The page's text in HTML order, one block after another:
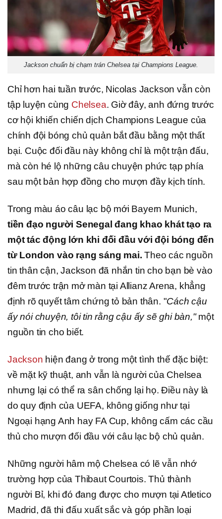
Jackson chuẩn bị chạm trán Chelsea tại Champions League.
Chỉ hơn hai tuần trước, Nicolas Jackson vẫn còn
tập luyện cùng Chelsea. Giờ đây, anh đứng trước
cơ hội khiến chiến dịch Champions League của
chính đội bóng chủ quản bắt đầu bằng một thất
bại. Cuộc đối đầu này không chỉ là một trận đấu,
mà còn hé lộ những câu chuyện phức tạp phía
sau một bản hợp đồng cho mượn đầy kịch tính.
Trong màu áo câu lạc bộ mới Bayern Munich,
tiền đạo người Senegal đang khao khát tạo ra
một tác động lớn khi đối đầu với đội bóng đến
từ London vào rạng sáng mai.Theo các nguồn
tin thân cận, Jackson đã nhắn tin cho bạn bè vào
đêm trước trận mở màn tại Allianz Arena, khẳng
định rõ quyết tâm chứng tỏ bản thân. "Cách cậu
ấy nói chuyện, tôi tin rằng cậu ấy sẽ ghi bàn,"một
nguồn tin cho biết.
Jackson hiện đang ở trong một tình thế đặc biệt:
về mặt kỹ thuật, anh vẫn là người của Chelsea
nhưng lại có thể ra sân chống lại họ. Điều này là
do quy định của UEFA, không giống như tại
Ngoại hạng Anh hay FA Cup, không cấm các cầu
thủ cho mượn đối đầu với câu lạc bộ chủ quản.
Những người hâm mộ Chelsea có lẽ vẫn nhớ
trường hợp của Thibaut Courtois. Thủ thành
người Bỉ, khi đó đang được cho mượn tại Atletico
Madrid, đã thi đấu xuất sắc và góp phần loại